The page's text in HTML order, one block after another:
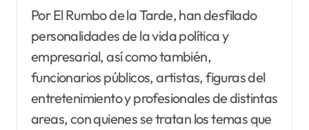
Por El Rumbo de la Tarde, han desfilado
personalidades de la vida política y
empresarial, así como también,
funcionarios públicos, artistas, figuras del
entretenimiento y profesionales de distintas
areas, con quienes se tratan los temas que